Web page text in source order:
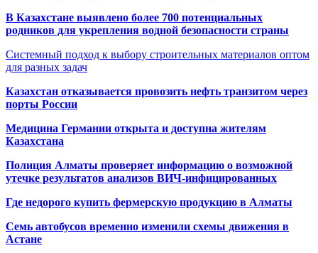
В Казахстане выявлено более 700 потенциальных
родников для укрепления водной безопасности страны
Системный подход к выбору строительных материалов оптом
для разных задач
Казахстан отказывается провозить нефть транзитом через
порты России
Медицина Германии открыта и доступна жителям
Казахстана
Полиция Алматы проверяет информацию о возможной
утечке результатов анализов ВИЧ-инфицированных
Где недорого купить фермерскую продукцию в Алматы
Семь автобусов временно изменили схемы движения в
Астане